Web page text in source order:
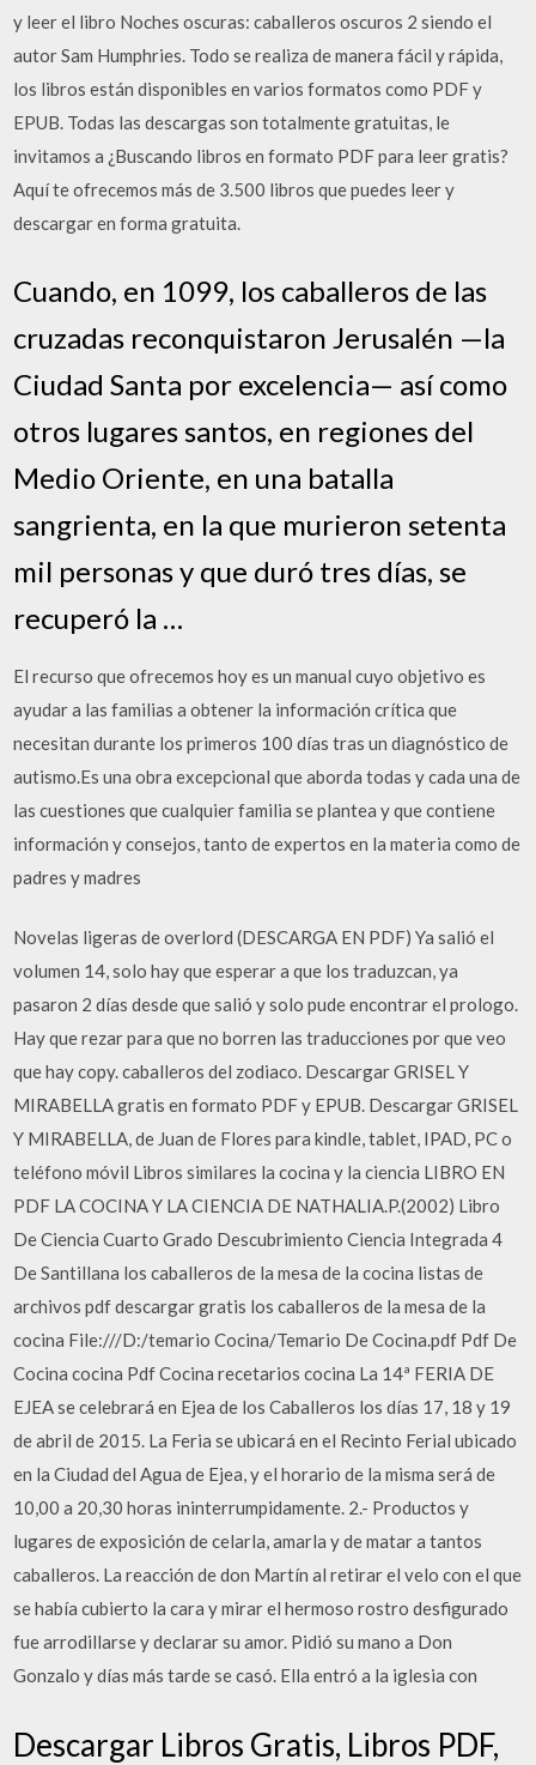
y leer el libro Noches oscuras: caballeros oscuros 2 siendo el
autor Sam Humphries. Todo se realiza de manera fácil y rápida,
los libros están disponibles en varios formatos como PDF y
EPUB. Todas las descargas son totalmente gratuitas, le
invitamos a ¿Buscando libros en formato PDF para leer gratis?
Aquí te ofrecemos más de 3.500 libros que puedes leer y
descargar en forma gratuita.
Cuando, en 1099, los caballeros de las
cruzadas reconquistaron Jerusalén —la
Ciudad Santa por excelencia— así como
otros lugares santos, en regiones del
Medio Oriente, en una batalla
sangrienta, en la que murieron setenta
mil personas y que duró tres días, se
recuperó la …
El recurso que ofrecemos hoy es un manual cuyo objetivo es
ayudar a las familias a obtener la información crítica que
necesitan durante los primeros 100 días tras un diagnóstico de
autismo.Es una obra excepcional que aborda todas y cada una de
las cuestiones que cualquier familia se plantea y que contiene
información y consejos, tanto de expertos en la materia como de
padres y madres
Novelas ligeras de overlord (DESCARGA EN PDF) Ya salió el
volumen 14, solo hay que esperar a que los traduzcan, ya
pasaron 2 días desde que salió y solo pude encontrar el prologo.
Hay que rezar para que no borren las traducciones por que veo
que hay copy. caballeros del zodiaco. Descargar GRISEL Y
MIRABELLA gratis en formato PDF y EPUB. Descargar GRISEL
Y MIRABELLA, de Juan de Flores para kindle, tablet, IPAD, PC o
teléfono móvil Libros similares la cocina y la ciencia LIBRO EN
PDF LA COCINA Y LA CIENCIA DE NATHALIA.P.(2002) Libro
De Ciencia Cuarto Grado Descubrimiento Ciencia Integrada 4
De Santillana los caballeros de la mesa de la cocina listas de
archivos pdf descargar gratis los caballeros de la mesa de la
cocina File:///D:/temario Cocina/Temario De Cocina.pdf Pdf De
Cocina cocina Pdf Cocina recetarios cocina La 14ª FERIA DE
EJEA se celebrará en Ejea de los Caballeros los días 17, 18 y 19
de abril de 2015. La Feria se ubicará en el Recinto Ferial ubicado
en la Ciudad del Agua de Ejea, y el horario de la misma será de
10,00 a 20,30 horas ininterrumpidamente. 2.- Productos y
lugares de exposición de celarla, amarla y de matar a tantos
caballeros. La reacción de don Martín al retirar el velo con el que
se había cubierto la cara y mirar el hermoso rostro desfigurado
fue arrodillarse y declarar su amor. Pidió su mano a Don
Gonzalo y días más tarde se casó. Ella entró a la iglesia con
Descargar Libros Gratis, Libros PDF,